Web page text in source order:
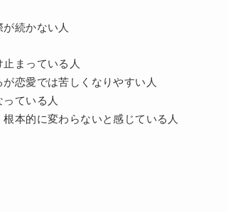
続かない人
まっている人
恋愛では苦しくなりやすい人
ている人
本的に変わらないと感じている人